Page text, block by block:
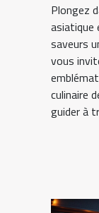
Plongez
asiatique
saveurs
vous
culinaire
guider à